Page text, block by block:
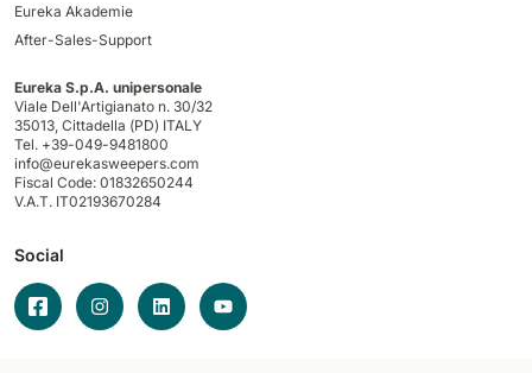
Eureka Akademie
After-Sales-Support
Eureka S.p.A. unipersonale
Viale Dell'Artigianato n. 30/32
35013, Cittadella (PD) ITALY
Tel. +39-049-9481800
info@eurekasweepers.com
Fiscal Code: 01832650244
V.A.T. IT02193670284
Social